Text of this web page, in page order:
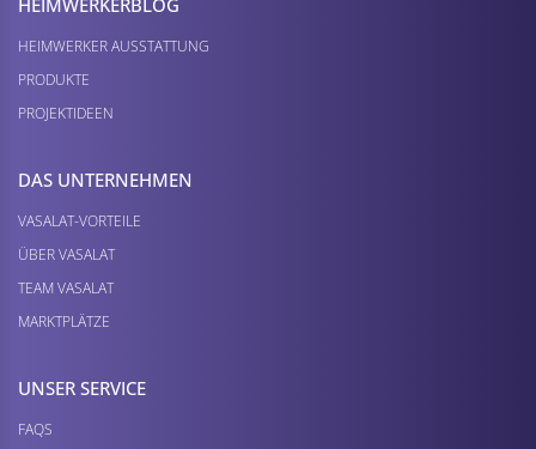
HEIMWERKER­BLOG
HEIMWERKER AUSSTATTUNG
PRODUKTE
PROJEKTIDEEN
DAS UNTERNEHMEN
VASALAT-VORTEILE
ÜBER VASALAT
TEAM VASALAT
MARKTPLÄTZE
UNSER SERVICE
FAQS